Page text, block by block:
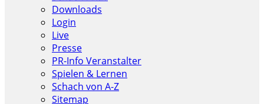
Downloads
Login
Live
Presse
PR-Info Veranstalter
Spielen & Lernen
Schach von A-Z
Sitemap